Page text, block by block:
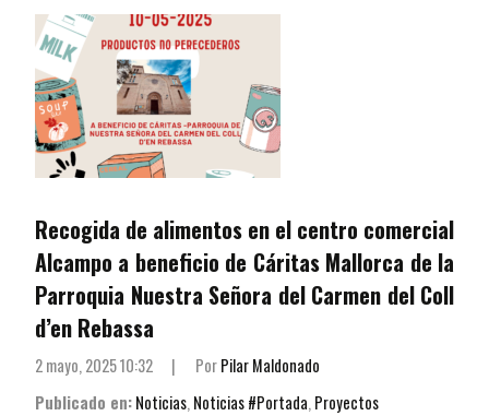
Recogida de alimentos en el centro comercial
Alcampo a beneficio de Cáritas Mallorca de la
Parroquia Nuestra Señora del Carmen del Coll
d’en Rebassa
2 mayo, 2025 10:32 | PorPilar Maldonado
Publicado en:Noticias,Noticias #Portada,Proyectos